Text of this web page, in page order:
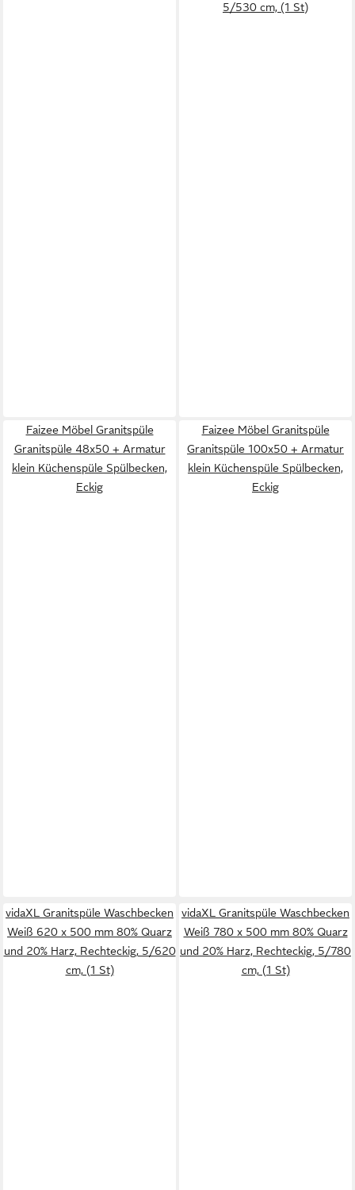
5/530 cm, (1 St)
Faizee Möbel Granitspüle
Granitspüle 48x50 + Armatur
klein Küchenspüle Spülbecken,
Eckig
Faizee Möbel Granitspüle
Granitspüle 100x50 + Armatur
klein Küchenspüle Spülbecken,
Eckig
vidaXL Granitspüle Waschbecken
Weiß 620 x 500 mm 80% Quarz
und 20% Harz, Rechteckig, 5/620
cm, (1 St)
vidaXL Granitspüle Waschbecken
Weiß 780 x 500 mm 80% Quarz
und 20% Harz, Rechteckig, 5/780
cm, (1 St)